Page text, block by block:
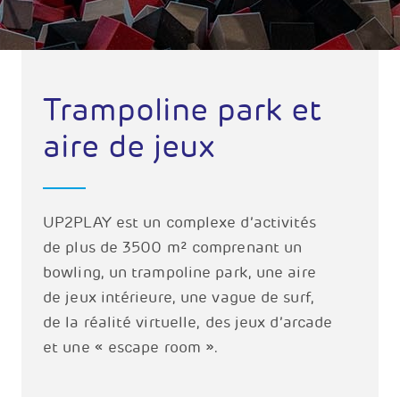
Trampoline park et
aire de jeux
UP2PLAY est un complexe d’activités
de plus de 3500 m² comprenant un
bowling, un trampoline park, une aire
de jeux intérieure, une vague de surf,
de la réalité virtuelle, des jeux d’arcade
et une « escape room ».